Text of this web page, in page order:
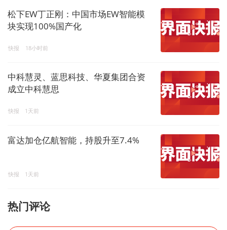
松下EW丁正刚：中国市场EW智能模
块实现100%国产化
快报 18小时前
中科慧灵、蓝思科技、华夏集团合资
成立中科慧思
快报 1天前
富达加仓亿航智能，持股升至7.4%
快报 1天前
热门评论